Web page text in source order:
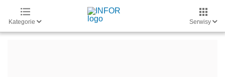
Kategorie Serwisy